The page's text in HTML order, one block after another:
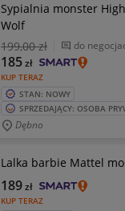
Sypialnia monster
Wolf
199,00 zł do
KUP TERAZ
185zł
STAN: NOWY
SPRZEDAJĄCY: OSOBA
Dębno
Lalka barbie Mattel
KUP TERAZ
189zł